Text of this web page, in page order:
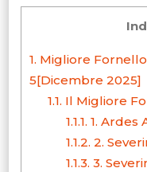
1. Migliore
5[Dicembre 2025]
1.1. Il Migliore
1.1.1. 1. Ardes
1.1.2. 2.
1.1.3. 3.